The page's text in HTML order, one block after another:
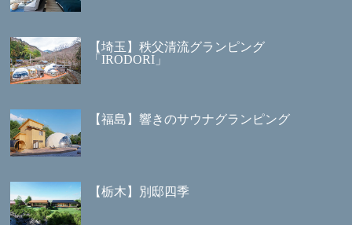
【埼玉】秩父清流グランピング
「IRODORI」
【福島】響きのサウナグランピング
【栃木】別邸四季